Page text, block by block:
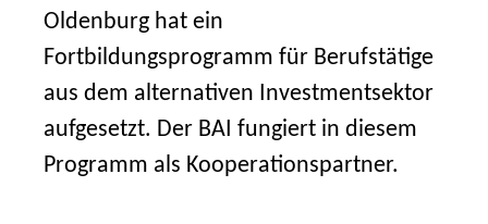
Oldenburg hat ein
Fortbildungsprogramm für Berufstätige
aus dem alternativen Investmentsektor
aufgesetzt. Der BAI fungiert in diesem
Programm als Kooperationspartner.